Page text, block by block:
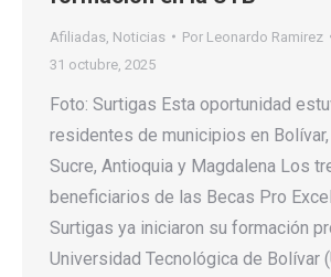
Afiliadas Noticias Por Leonardo Ramirez
31 octubre, 2025
Foto: Surtigas Esta oportunidad
residentes de municipios en Bolívar,
Sucre, Antioquia y Magdalena Los
beneficiarios de las Becas Pro
Surtigas ya iniciaron su formación
Universidad Tecnológica de Bolívar